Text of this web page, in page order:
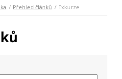
Přehled článků Exkurze